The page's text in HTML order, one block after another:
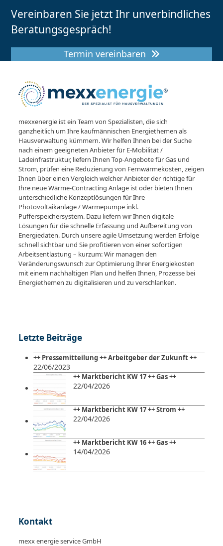
Vereinbaren Sie jetzt Ihr unverbindliches
Beratungsgespräch!
Termin vereinbaren
mexxenergie ist ein Team von Spezialisten, die sich
ganzheitlich um Ihre kaufmännischen Energiethemen als
Hausverwaltung kümmern. Wir helfen Ihnen bei der Suche
nach einem geeigneten Anbieter für E-Mobilität /
Ladeinfrastruktur, liefern Ihnen Top-Angebote für Gas und
Strom, prüfen eine Reduzierung von Fernwärmekosten, zeigen
Ihnen über einen Vergleich welcher Anbieter der richtige für
Ihre neue Wärme-Contracting Anlage ist oder bieten Ihnen
unterschiedliche Konzeptlösungen für Ihre
Photovoltaikanlage / Wärmepumpe inkl.
Pufferspeichersystem. Dazu liefern wir Ihnen digitale
Lösungen für die schnelle Erfassung und Aufbereitung von
Energiedaten. Durch unsere agile Umsetzung werden Erfolge
schnell sichtbar und Sie profitieren von einer sofortigen
Arbeitsentlastung – kurzum: Wir managen den
Veränderungswunsch zur Optimierung Ihrer Energiekosten
mit einem nachhaltigen Plan und helfen Ihnen, Prozesse bei
Energiethemen zu digitalisieren und zu verschlanken.
Letzte Beiträge
++ Pressemitteilung ++ Arbeitgeber der Zukunft ++
22/06/2023
++ Marktbericht KW 17 ++ Gas ++
22/04/2026
++ Marktbericht KW 17 ++ Strom ++
22/04/2026
++ Marktbericht KW 16 ++ Gas ++
14/04/2026
Kontakt
mexx energie service GmbH